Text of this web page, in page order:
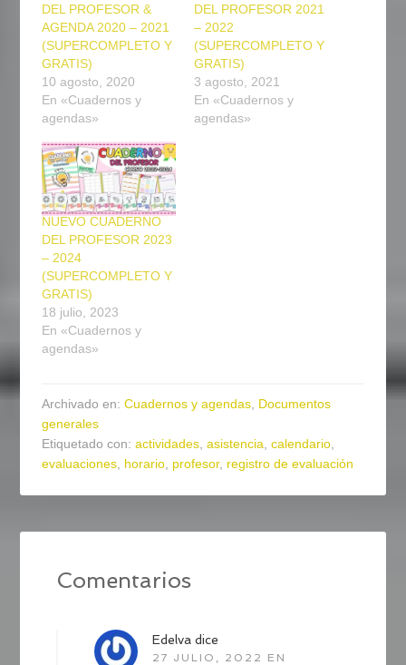
DEL PROFESOR &
AGENDA 2020 – 2021
(SUPERCOMPLETO Y
GRATIS)
10 agosto, 2020
En «Cuadernos y
agendas»
DEL PROFESOR 2021
– 2022
(SUPERCOMPLETO Y
GRATIS)
3 agosto, 2021
En «Cuadernos y
agendas»
NUEVO CUADERNO
DEL PROFESOR 2023
– 2024
(SUPERCOMPLETO Y
GRATIS)
18 julio, 2023
En «Cuadernos y
agendas»
Archivado en:Cuadernos y agendas Documentos
generales
Etiquetado con:actividades ,asistencia ,calendario
evaluaciones horario profesor, registro de evaluación
Comentarios
Edelva dice
27 JULIO, 2022 EN